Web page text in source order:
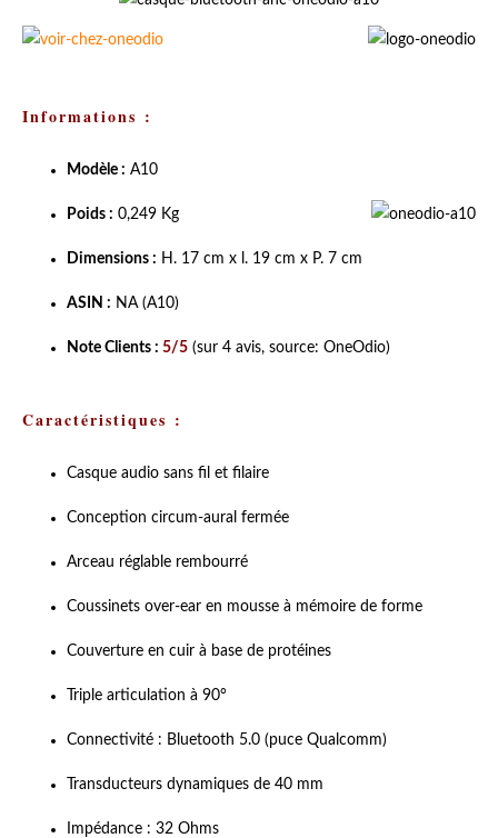
Informations :
Modèle : A10
Poids : 0,249 Kg
Dimensions : H. 17 cm x l. 19 cm x P. 7 cm
ASIN : NA (A10)
Note Clients : 5/5 (sur 4 avis, source: OneOdio)
Caractéristiques :
Casque audio sans fil et filaire
Conception circum-aural fermée
Arceau réglable rembourré
Coussinets over-ear en mousse à mémoire de forme
Couverture en cuir à base de protéines
Triple articulation à 90°
Connectivité : Bluetooth 5.0 (puce Qualcomm)
Transducteurs dynamiques de 40 mm
Impédance : 32 Ohms